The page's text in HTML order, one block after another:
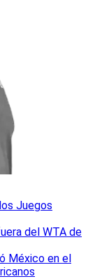
Juegos
del WTA de
México en el